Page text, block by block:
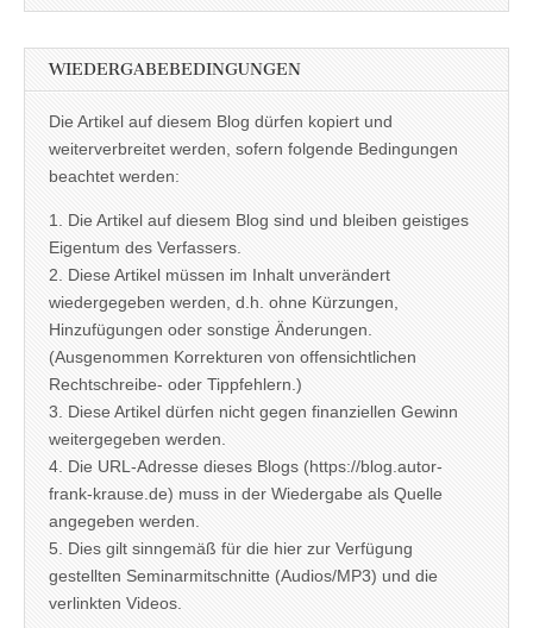
WIEDERGABEBEDINGUNGEN
Die Artikel auf diesem Blog dürfen kopiert und
weiterverbreitet werden, sofern folgende Bedingungen
beachtet werden:
1. Die Artikel auf diesem Blog sind und bleiben geistiges
Eigentum des Verfassers.
2. Diese Artikel müssen im Inhalt unverändert
wiedergegeben werden, d.h. ohne Kürzungen,
Hinzufügungen oder sonstige Änderungen.
(Ausgenommen Korrekturen von offensichtlichen
Rechtschreibe- oder Tippfehlern.)
3. Diese Artikel dürfen nicht gegen finanziellen Gewinn
weitergegeben werden.
4. Die URL-Adresse dieses Blogs (https://blog.autor-
frank-krause.de) muss in der Wiedergabe als Quelle
angegeben werden.
5. Dies gilt sinngemäß für die hier zur Verfügung
gestellten Seminarmitschnitte (Audios/MP3) und die
verlinkten Videos.